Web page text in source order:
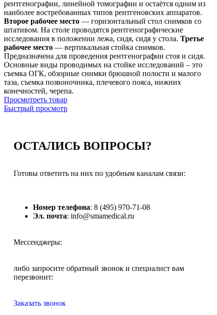
рентгенографии, линейной томографии и остаётся одним из
наиболее востребованных типов рентгеновских аппаратов.
Второе рабочее место — горизонтальный стол снимков со
штативом. На столе проводятся рентгенографические
исследования в положении лежа, сидя, сидя у стола. Третье
рабочее место — вертикальная стойка снимков.
Предназначена для проведения рентгенографии стоя и сидя.
Основные виды проводимых на стойке исследований – это
съемка ОГК, обзорные снимки брюшной полости и малого
таза, съемка позвоночника, плечевого пояса, нижних
конечностей, черепа.
Просмотреть товар
Быстрый просмотр
ОСТАЛИСЬ ВОПРОСЫ?
Готовы ответить на них по удобным каналам связи:
Номер телефона: 8 (495) 970-71-08
Эл. почта: info@smamedical.ru
Мессенджеры:
либо запросите обратный звонок и специалист вам
перезвонит:
Заказать звонок